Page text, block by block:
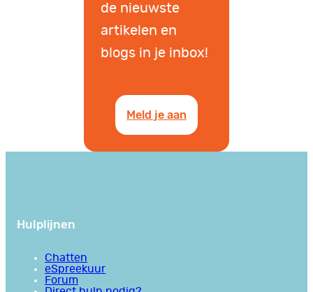
de nieuwste
artikelen en
blogs in je inbox!
Meld je aan
Hulplijnen
Chatten
eSpreekuur
Forum